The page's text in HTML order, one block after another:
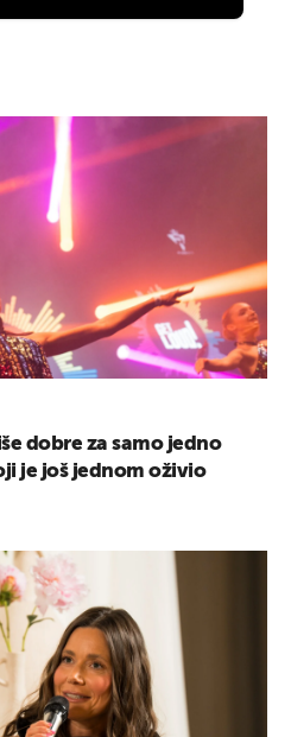
dobre za samo jedno
je još jednom oživio